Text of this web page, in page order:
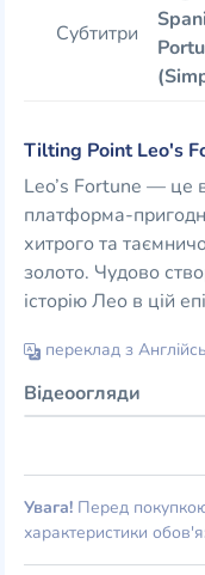
Субтитри
Tilting Point Leo's
Leo’s Fortune — це
платформа-
хитрого та
золото. Чудово
історію Лео в цій
переклад з
Відеоогляди
Увага! Перед
характеристики